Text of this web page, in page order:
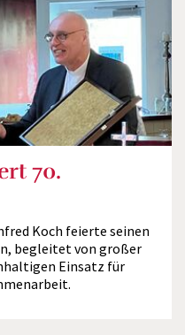
70.
Koch feierte seinen
begleitet von großer
Einsatz für